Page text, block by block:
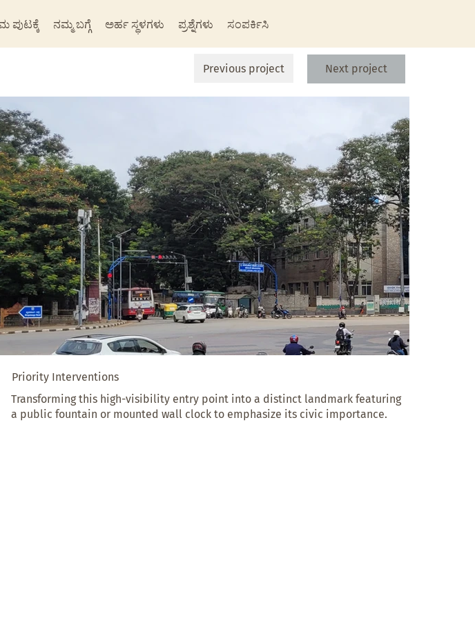
ಪುಟಕ್ಕೆ ನಮ್ಮ ಬಗ್ಗೆ ಅರ್ಹ ಸ್ಥಳಗಳು ಪ್ರಶ್ನೆಗಳು ಸಂಪರ್ಕಿಸಿ
Previous project Next project
Priority Interventions
Transforming this high-visibility entry point into a distinct landmark featuring
a public fountain or mounted wall clock to emphasize its civic importance.